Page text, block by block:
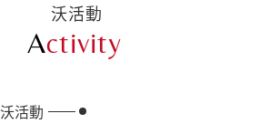
沃活動
Activity
沃活動